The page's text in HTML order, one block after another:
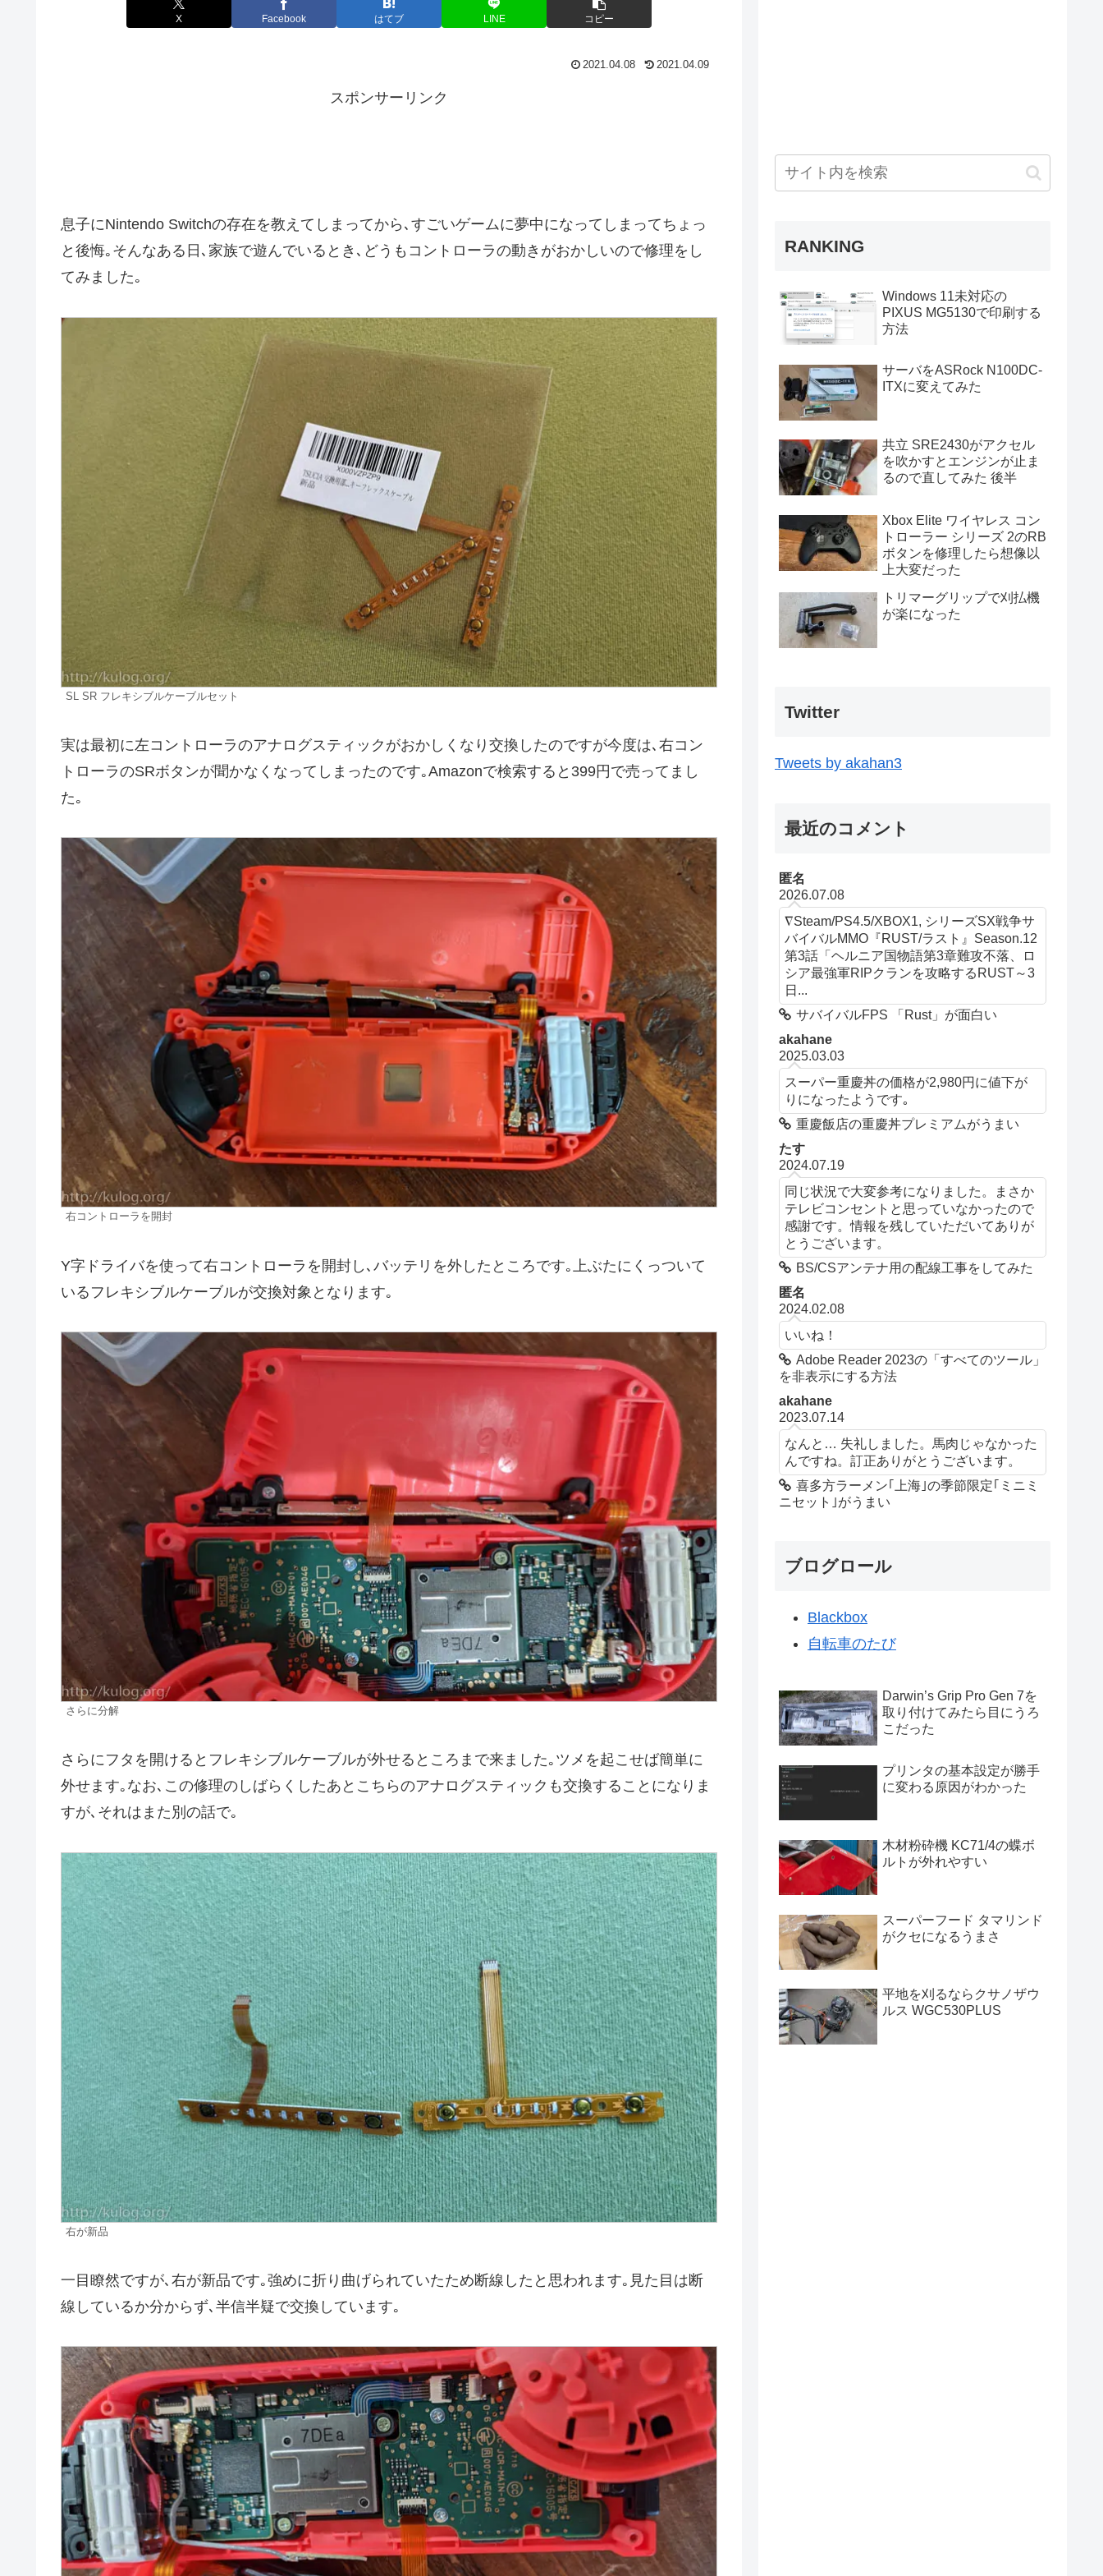
X Facebook はてブ LINE コピー
2021.04.08 2021.04.09
スポンサーリンク
息子にNintendo Switchの存在を教えてしまってから､すごいゲームに夢中になってしまってちょっ
と後悔｡そんなある日､家族で遊んでいるとき､どうもコントローラの動きがおかしいので修理をし
てみました｡
SL SR フレキシブルケーブルセット
実は最初に左コントローラのアナログスティックがおかしくなり交換したのですが今度は､右コン
トローラのSRボタンが聞かなくなってしまったのです｡Amazonで検索すると399円で売ってまし
た｡
右コントローラを開封
Y字ドライバを使って右コントローラを開封し､バッテリを外したところです｡上ぶたにくっついて
いるフレキシブルケーブルが交換対象となります｡
さらに分解
さらにフタを開けるとフレキシブルケーブルが外せるところまで来ました｡ツメを起こせば簡単に
外せます｡なお､この修理のしばらくしたあとこちらのアナログスティックも交換することになりま
すが､それはまた別の話で｡
右が新品
一目瞭然ですが､右が新品です｡強めに折り曲げられていたため断線したと思われます｡見た目は断
線しているか分からず､半信半疑で交換しています｡
RANKING
Windows 11未対応の
PIXUS MG5130で印刷する
方法
サーバをASRock N100DC-
ITXに変えてみた
共立 SRE2430がアクセル
を吹かすとエンジンが止ま
るので直してみた 後半
Xbox Elite ワイヤレス コン
トローラー シリーズ 2のRB
ボタンを修理したら想像以
上大変だった
トリマーグリップで刈払機
が楽になった
Twitter
Tweets by akahan3
最近のコメント
匿名
2026.07.08
∇Steam/PS4.5/XBOX1, シリーズSX戦争サ
バイバルMMO『RUST/ラスト』Season.12
第3話「ヘルニア国物語第3章難攻不落、ロ
シア最強軍RIPクランを攻略するRUST～3
日...
サバイバルFPS 「Rust」が面白い
akahane
2025.03.03
スーパー重慶丼の価格が2,980円に値下が
りになったようです｡
重慶飯店の重慶丼プレミアムがうまい
たす
2024.07.19
同じ状況で大変参考になりました。まさか
テレビコンセントと思っていなかったので
感謝です。情報を残していただいてありが
とうございます。
BS/CSアンテナ用の配線工事をしてみた
匿名
2024.02.08
いいね！
Adobe Reader 2023の「すべてのツール」
を非表示にする方法
akahane
2023.07.14
なんと… 失礼しました。馬肉じゃなかった
んですね。訂正ありがとうございます。
喜多方ラーメン｢上海｣の季節限定｢ミニミ
ニセット｣がうまい
ブログロール
Blackbox
自転車のたび
Darwin’s Grip Pro Gen 7を
取り付けてみたら目にうろ
こだった
プリンタの基本設定が勝手
に変わる原因がわかった
木材粉砕機 KC71/4の蝶ボ
ルトが外れやすい
スーパーフード タマリンド
がクセになるうまさ
平地を刈るならクサノザウ
ルス WGC530PLUS